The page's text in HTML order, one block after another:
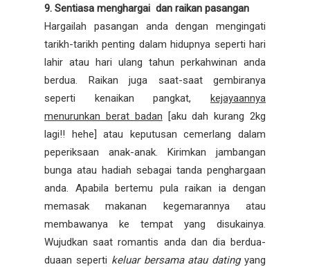
9. Sentiasa menghargai dan raikan pasangan
Hargailah pasangan anda dengan mengingati
tarikh-tarikh penting dalam hidupnya seperti hari
lahir atau hari ulang tahun perkahwinan anda
berdua. Raikan juga saat-saat gembiranya
seperti kenaikan pangkat, kejayaannya
menurunkan berat badan [aku dah kurang 2kg
lagi!! hehe] atau keputusan cemerlang dalam
peperiksaan anak-anak. Kirimkan jambangan
bunga atau hadiah sebagai tanda penghargaan
anda. Apabila bertemu pula raikan ia dengan
memasak makanan kegemarannya atau
membawanya ke tempat yang disukainya.
Wujudkan saat romantis anda dan dia berdua-
duaan seperti keluar bersama atau datingyang